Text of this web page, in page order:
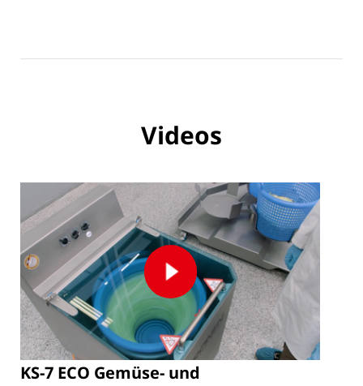
Krabben, Kaviar(-ersatz) oder auch Sesam können
produktabhängig hohe Kapazitäten und eine geringe
Videos
KS-7 ECO Gemüse- und